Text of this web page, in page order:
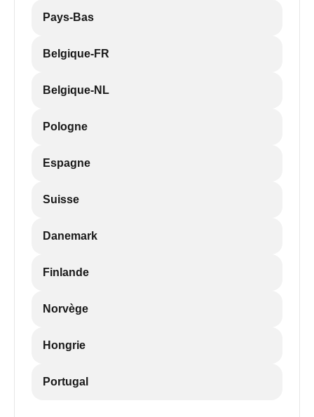
Pays-Bas
Belgique-FR
Belgique-NL
Pologne
Espagne
Suisse
Danemark
Finlande
Norvège
Hongrie
Portugal